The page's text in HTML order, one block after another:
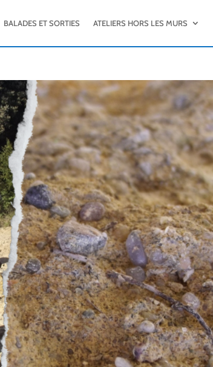
BALADES ET SORTIES ATELIERS HORS LES MURS